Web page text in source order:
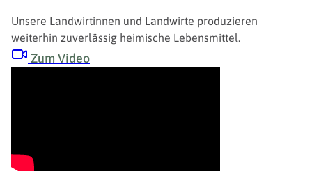
Unsere Landwirtinnen und Landwirte produzieren
weiterhin zuverlässig heimische Lebensmittel.
Zum Video